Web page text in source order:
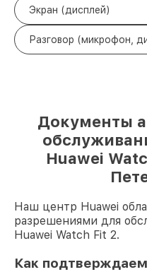
Экран (дисплей)
Разговор (микрофон,
Документы
Huawei
Наш центр Huawei
разрешениями для
Huawei Watch Fit 2.
Как